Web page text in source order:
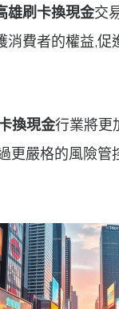
雄刷卡換現金交
消費者的權益,促
換現金行業將更
更嚴格的風險管